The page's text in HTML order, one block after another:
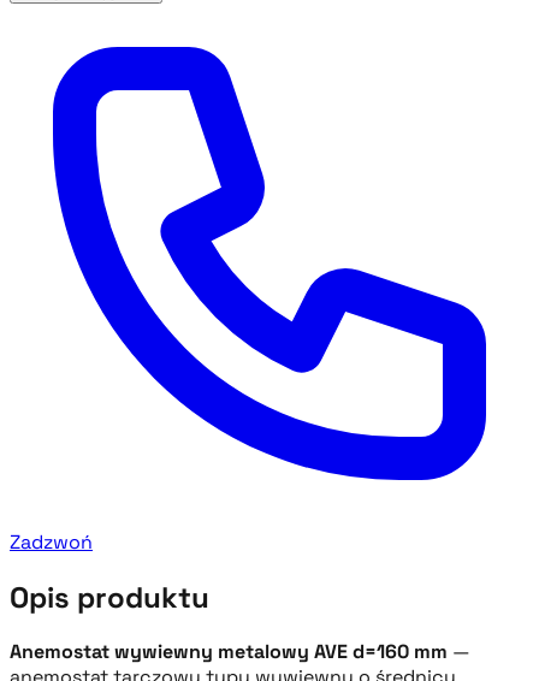
Zadzwoń
Opis produktu
Anemostat wywiewny metalowy AVE d=160 mm —